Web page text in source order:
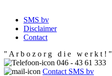
SMS bv
Disclaimer
Contact
" A r b o z o r g d i e w e r k t ! "
046 - 43 61 333
Contact SMS bv